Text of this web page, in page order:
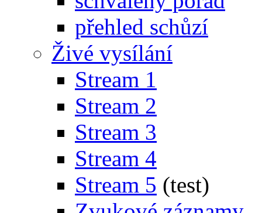
přehled schůzí
Živé vysílání
Stream 1
Stream 2
Stream 3
Stream 4
Stream 5 (test)